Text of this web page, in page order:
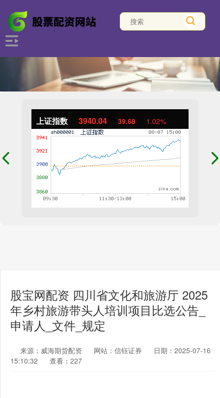
上证指数 3940.04 39.68 1.02%
股宝网配资 四川省文化和旅游厅 2025
年乡村旅游带头人培训项目比选公告_
申请人_文件_规定
来源：威海期货配资 网站：信钰证券
日期：2025-07-16
15:10:32
查看：227